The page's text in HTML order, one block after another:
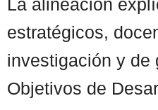
La alineación
estratégicos,
investigación y de
Objetivos de